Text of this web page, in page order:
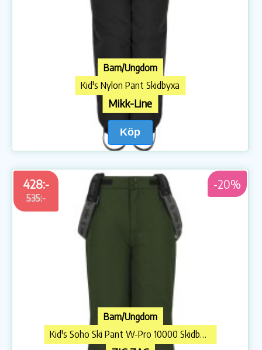
Barn/Ungdom
Kid's Nylon Pant Skidbyxa
Mikk-Line
Köp
428:-
535:-
-20%
Barn/Ungdom
Kid's Soho Ski Pant W-Pro 10000 Skidbyxa